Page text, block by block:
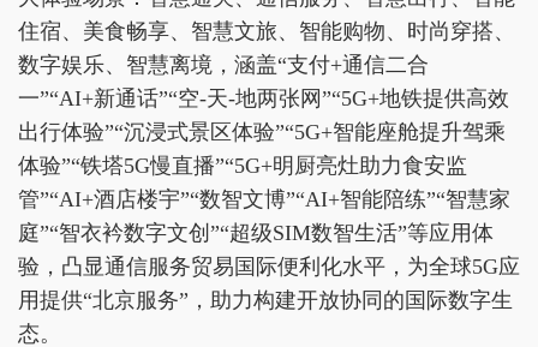
住宿、美食畅享、智慧文旅、智能购物、时尚穿搭、
数字娱乐、智慧离境，涵盖“支付+通信二合
一”“AI+新通话”“空-天-地两张网”“5G+地铁提供高效
出行体验”“沉浸式景区体验”“5G+智能座舱提升驾乘
体验”“铁塔5G慢直播”“5G+明厨亮灶助力食安监
管”“AI+酒店楼宇”“数智文博”“AI+智能陪练”“智慧家
庭”“智衣衿数字文创”“超级SIM数智生活”等应用体
验，凸显通信服务贸易国际便利化水平，为全球5G应
用提供“北京服务”，助力构建开放协同的国际数字生
态。